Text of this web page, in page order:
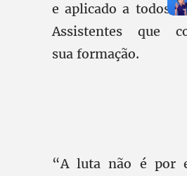
e aplicado a todos
Assistentes que
sua formação.
“A luta não é por